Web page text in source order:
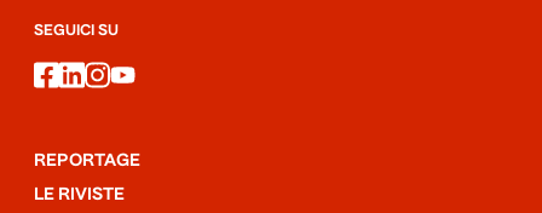
SEGUICI SU
facebook
linkedin
instagram
youtube
REPORTAGE
LE RIVISTE